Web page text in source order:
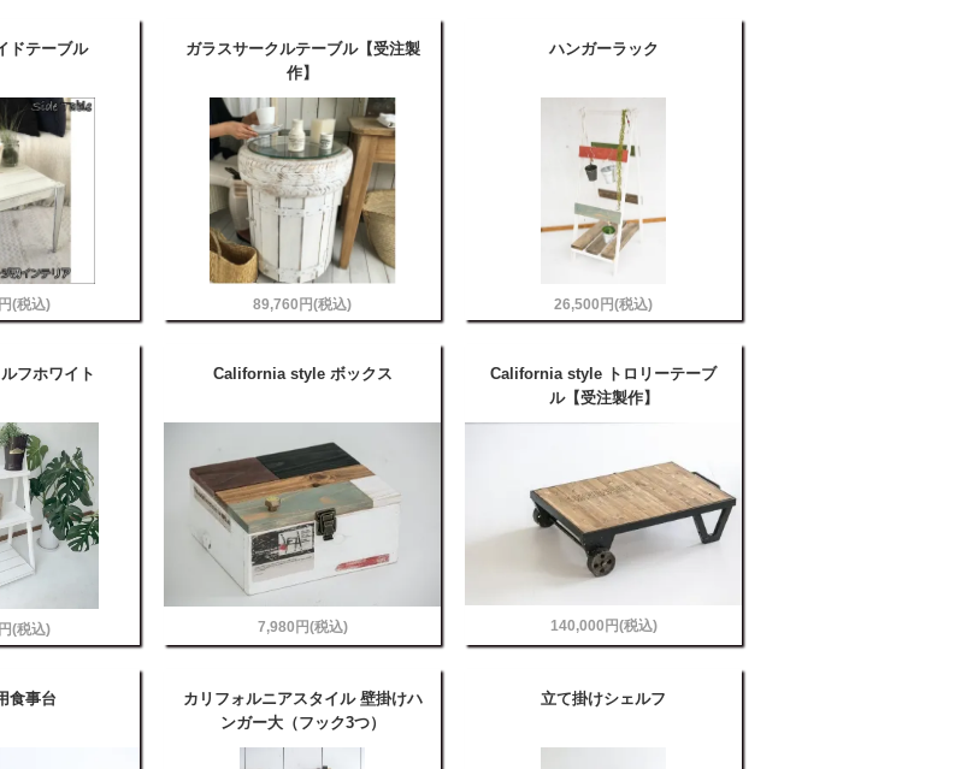
ドテーブル
(税込)
ガラスサークルテーブル【受注製
作】
89,760円(税込)
ハンガーラック
26,500円(税込)
フホワイト
(税込)
California style ボックス
7,980円(税込)
California style トロリーテーブ
ル【受注製作】
140,000円(税込)
食事台
カリフォルニアスタイル 壁掛けハ
ンガー大（フック3つ）
立て掛けシェルフ